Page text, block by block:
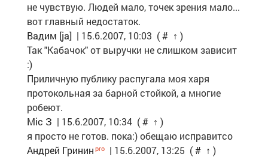
не чувствую. Людей мало, точек зрения мало...
вот главный недостаток.
Вадим [ja] | 15.6.2007, 10:03 (# ↑ )
Так "Кабачок" от выручки не слишком зависит
:)
Приличную публику распугала моя харя
протокольная за барной стойкой, а многие
робеют.
Mic З | 15.6.2007, 10:34 (# ↑ )
я просто не готов. пока:) обещаю исправитсо
Андрей Гринин
| 15.6.2007, 13:25 (# ↑ )